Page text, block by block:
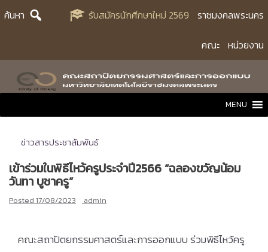
Skipค้นหา รับสมัครนักศึกษาใหม่ 2569 ราชมงคลพระนคร
คณะ หน่วยงาน
MENU
ข่าวสารประชาสัมพันธ์
เข้าร่วมในพิธีไหว้ครูประจำปี2566 “ฉลองขวัญน้อม
วันทา บูชาครู”
Posted 17/08/2023 admin
คณะสถาปัตยกรรมศาสตร์และการออกแบบ ร่วมพิธีไหว้ครู